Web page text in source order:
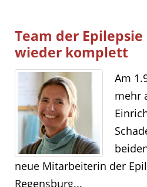
Team der
wieder komplett
Am
mehr
neue Mitarbeiterin der
Regensburg...